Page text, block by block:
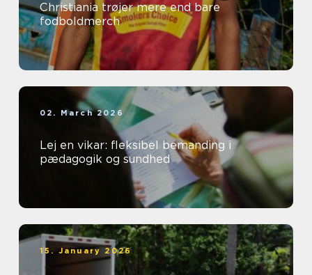
Christiania trøjer mere end bare
fodboldmerch
02. March 2026
Lej en vikar: fleksibel bemanding i
pædagogik og sundhed
15. January 2026